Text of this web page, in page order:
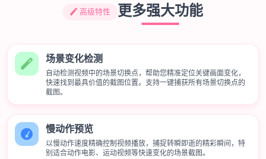
高级特性 更多强大功能
场景变化检测
自动检测视频中的场景切换点，帮助您精准定位关键画面变化，
快速找到最具价值的截图位置。支持一键捕获所有场景切换点的
截图。
慢动作预览
以慢动作速度精确控制视频播放，捕捉转瞬即逝的精彩瞬间，特
别适合动作电影、运动视频等快速变化的场景截图。